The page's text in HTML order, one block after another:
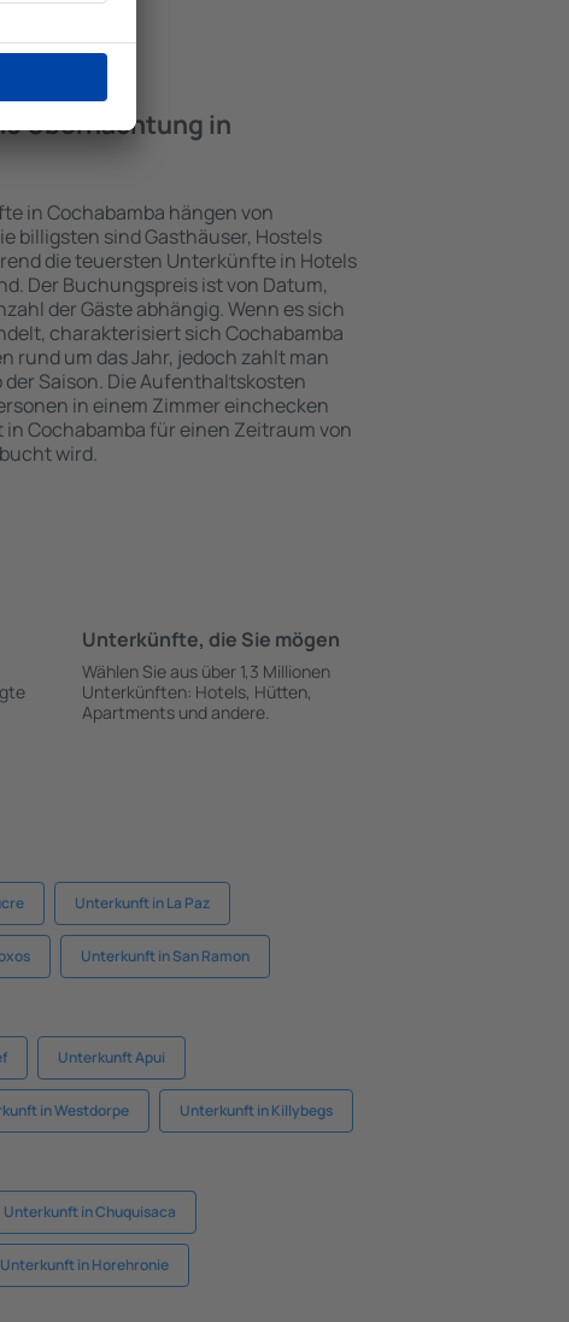
Übernachtung in
in Cochabamba hängen von
billigsten sind Gasthäuser, Hostels
die teuersten Unterkünfte in Hotels
Der Buchungspreis ist von Datum,
der Gäste abhängig. Wenn es sich
charakterisiert sich Cochabamba
rund um das Jahr, jedoch zahlt man
Saison. Die Aufenthaltskosten
in einem Zimmer einchecken
Cochabamba für einen Zeitraum von
wird.
Unterkünfte, die Sie mögen
Wählen Sie aus über 1,3 Millionen
Unterkünften: Hotels, Hütten,
Apartments und andere.
Unterkunft in La Paz
Unterkunft in San Ramon
Unterkunft Apui
in Westdorpe Unterkunft in Killybegs
Unterkunft in Chuquisaca
Unterkunft in Horehronie